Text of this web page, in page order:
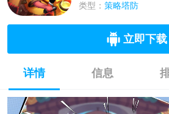
类型： 策略塔防
立即下载
详情 信息